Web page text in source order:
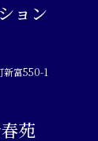
ョン
富550-1
苑